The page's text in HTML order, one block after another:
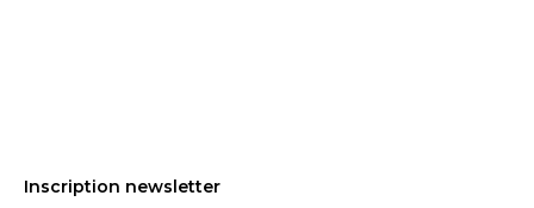
Inscription newsletter